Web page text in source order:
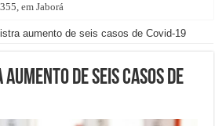
em Jaborá
aumento de seis casos de Covid-19
de seis casos de